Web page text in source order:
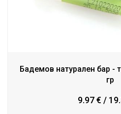
Бадемов натурален бар -
гр
9.97 € /